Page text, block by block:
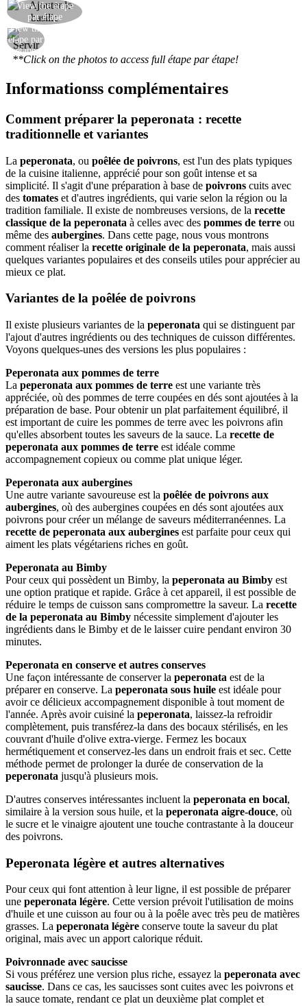
View the étape
par étape
View the
étape par
étape
**Click on the photos to access full étape par étape!
Informationss complémentaires
Comment préparer la peperonata : recette
traditionnelle et variantes
La peperonata, ou poêlée de poivrons, est l'un des plats typiques
de la cuisine italienne, apprécié pour son goût intense et sa
simplicité. Il s'agit d'une préparation à base de poivrons cuits avec
des tomates et d'autres ingrédients, qui varie selon la région ou la
tradition familiale. Il existe de nombreuses versions, de la recette
classique de la peperonata à celles avec des pommes de terre ou
même des aubergines. Dans cette page, nous vous montrons
comment réaliser la recette originale de la peperonata, mais aussi
quelques variantes populaires et des conseils utiles pour apprécier au
mieux ce plat.
Variantes de la poêlée de poivrons
Il existe plusieurs variantes de la peperonata qui se distinguent par
l'ajout d'autres ingrédients ou des techniques de cuisson différentes.
Voyons quelques-unes des versions les plus populaires :
Peperonata aux pommes de terre
La peperonata aux pommes de terre est une variante très
appréciée, où des pommes de terre coupées en dés sont ajoutées à la
préparation de base. Pour obtenir un plat parfaitement équilibré, il
est important de cuire les pommes de terre avec les poivrons afin
qu'elles absorbent toutes les saveurs de la sauce. La recette de
peperonata aux pommes de terre est idéale comme
accompagnement copieux ou comme plat unique léger.
Peperonata aux aubergines
Une autre variante savoureuse est la poêlée de poivrons aux
aubergines, où des aubergines coupées en dés sont ajoutées aux
poivrons pour créer un mélange de saveurs méditerranéennes. La
recette de peperonata aux aubergines est parfaite pour ceux qui
aiment les plats végétariens riches en goût.
Peperonata au Bimby
Pour ceux qui possèdent un Bimby, la peperonata au Bimby est
une option pratique et rapide. Grâce à cet appareil, il est possible de
réduire le temps de cuisson sans compromettre la saveur. La recette
de la peperonata au Bimby nécessite simplement d'ajouter les
ingrédients dans le Bimby et de le laisser cuire pendant environ 30
minutes.
Peperonata en conserve et autres conserves
Une façon intéressante de conserver la peperonata est de la
préparer en conserve. La peperonata sous huile est idéale pour
avoir ce délicieux accompagnement disponible à tout moment de
l'année. Après avoir cuisiné la peperonata, laissez-la refroidir
complètement, puis transférez-la dans des bocaux stérilisés, en les
couvrant d'huile d'olive extra-vierge. Fermez les bocaux
hermétiquement et conservez-les dans un endroit frais et sec. Cette
méthode permet de prolonger la durée de conservation de la
peperonata jusqu'à plusieurs mois.
D'autres conserves intéressantes incluent la peperonata en bocal,
similaire à la version sous huile, et la peperonata aigre-douce, où
le sucre et le vinaigre ajoutent une touche contrastante à la douceur
des poivrons.
Peperonata légère et autres alternatives
Pour ceux qui font attention à leur ligne, il est possible de préparer
une peperonata légère. Cette version prévoit l'utilisation de moins
d'huile et une cuisson au four ou à la poêle avec très peu de matières
grasses. La peperonata légère conserve toute la saveur du plat
original, mais avec un apport calorique réduit.
Poivronnade avec saucisse
Si vous préférez une version plus riche, essayez la peperonata avec
saucisse. Dans ce cas, les saucisses sont cuites avec les poivrons et
la sauce tomate, rendant ce plat un deuxième plat complet et